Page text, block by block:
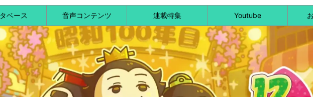
ベース 音声コンテンツ 連載特集 Youtube